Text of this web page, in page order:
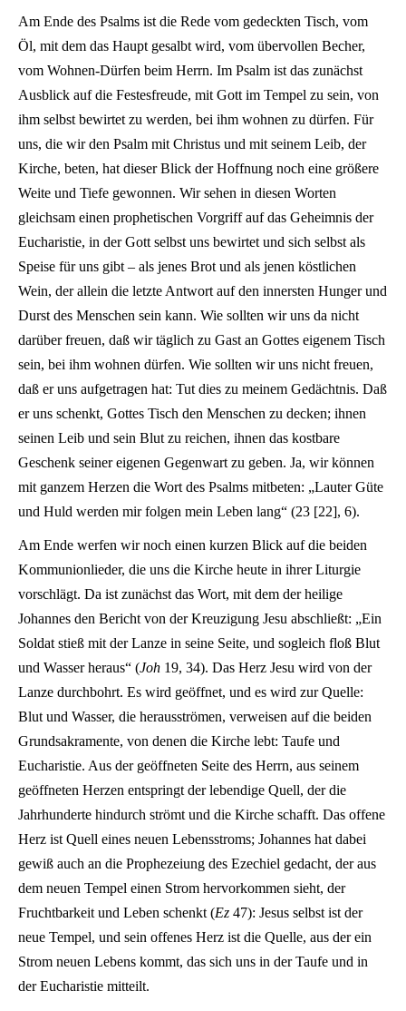
Am Ende des Psalms ist die Rede vom gedeckten Tisch, vom
Öl, mit dem das Haupt gesalbt wird, vom übervollen Becher,
vom Wohnen-Dürfen beim Herrn. Im Psalm ist das zunächst
Ausblick auf die Festesfreude, mit Gott im Tempel zu sein, von
ihm selbst bewirtet zu werden, bei ihm wohnen zu dürfen. Für
uns, die wir den Psalm mit Christus und mit seinem Leib, der
Kirche, beten, hat dieser Blick der Hoffnung noch eine größere
Weite und Tiefe gewonnen. Wir sehen in diesen Worten
gleichsam einen prophetischen Vorgriff auf das Geheimnis der
Eucharistie, in der Gott selbst uns bewirtet und sich selbst als
Speise für uns gibt – als jenes Brot und als jenen köstlichen
Wein, der allein die letzte Antwort auf den innersten Hunger und
Durst des Menschen sein kann. Wie sollten wir uns da nicht
darüber freuen, daß wir täglich zu Gast an Gottes eigenem Tisch
sein, bei ihm wohnen dürfen. Wie sollten wir uns nicht freuen,
daß er uns aufgetragen hat: Tut dies zu meinem Gedächtnis. Daß
er uns schenkt, Gottes Tisch den Menschen zu decken; ihnen
seinen Leib und sein Blut zu reichen, ihnen das kostbare
Geschenk seiner eigenen Gegenwart zu geben. Ja, wir können
mit ganzem Herzen die Wort des Psalms mitbeten: „Lauter Güte
und Huld werden mir folgen mein Leben lang“ (23 [22], 6).
Am Ende werfen wir noch einen kurzen Blick auf die beiden
Kommunionlieder, die uns die Kirche heute in ihrer Liturgie
vorschlägt. Da ist zunächst das Wort, mit dem der heilige
Johannes den Bericht von der Kreuzigung Jesu abschließt: „Ein
Soldat stieß mit der Lanze in seine Seite, und sogleich floß Blut
und Wasser heraus“ (Joh 19, 34). Das Herz Jesu wird von der
Lanze durchbohrt. Es wird geöffnet, und es wird zur Quelle:
Blut und Wasser, die herausströmen, verweisen auf die beiden
Grundsakramente, von denen die Kirche lebt: Taufe und
Eucharistie. Aus der geöffneten Seite des Herrn, aus seinem
geöffneten Herzen entspringt der lebendige Quell, der die
Jahrhunderte hindurch strömt und die Kirche schafft. Das offene
Herz ist Quell eines neuen Lebensstroms; Johannes hat dabei
gewiß auch an die Prophezeiung des Ezechiel gedacht, der aus
dem neuen Tempel einen Strom hervorkommen sieht, der
Fruchtbarkeit und Leben schenkt (Ez 47): Jesus selbst ist der
neue Tempel, und sein offenes Herz ist die Quelle, aus der ein
Strom neuen Lebens kommt, das sich uns in der Taufe und in
der Eucharistie mitteilt.